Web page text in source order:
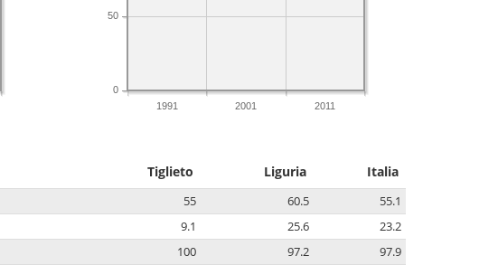
1991 2001 2011
0
50
Tiglieto Liguria Italia
55 60.5
55.1
9.1 25.6
23.2
100 97.2
97.9